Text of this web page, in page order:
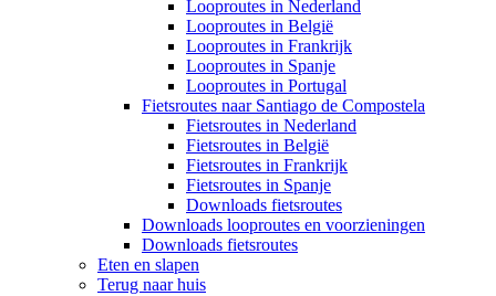
Looproutes in Nederland
Looproutes in België
Looproutes in Frankrijk
Looproutes in Spanje
Looproutes in Portugal
Fietsroutes naar Santiago de Compostela
Fietsroutes in Nederland
Fietsroutes in België
Fietsroutes in Frankrijk
Fietsroutes in Spanje
Downloads fietsroutes
Downloads looproutes en voorzieningen
Downloads fietsroutes
Eten en slapen
Terug naar huis